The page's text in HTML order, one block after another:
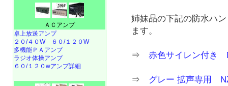
姉妹品の下記の防水ハ
ます。
⇒赤色サイレン付き
⇒ グレー 拡声専用
ＡＣアンプ
卓上放送アンプ
２０/４０W
６０/１２０W
多機能ＰＡアンプ
ラジオ体操アンプ
６０/１２０wアンプ詳細